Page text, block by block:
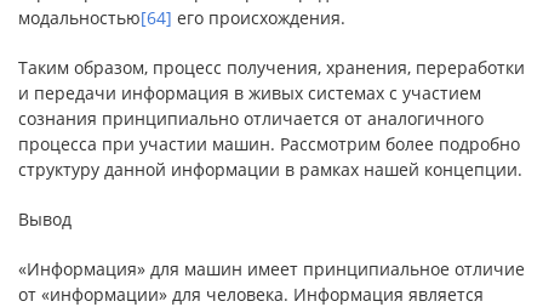
модальностью[64] его происхождения.
Таким образом, процесс получения, хранения, переработки
и передачи информация в живых системах с участием
сознания принципиально отличается от аналогичного
процесса при участии машин. Рассмотрим более подробно
структуру данной информации в рамках нашей концепции.
Вывод
«Информация» для машин имеет принципиальное отличие
от «информации» для человека. Информация является